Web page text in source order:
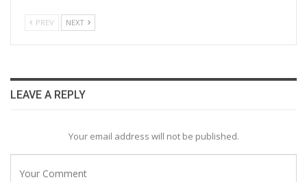
PREV NEXT
LEAVE A REPLY
Your email address will not be published.